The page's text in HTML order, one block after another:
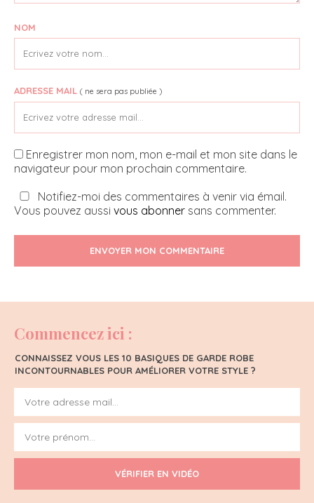
NOM
ADRESSE MAIL ( ne sera pas publiée )
Enregistrer mon nom, mon e-mail et mon site dans le
navigateur pour mon prochain commentaire.
Notifiez-moi des commentaires à venir via émail.
Vous pouvez aussi vous abonner sans commenter.
ENVOYER MON COMMENTAIRE
Commencez ici :
CONNAISSEZ VOUS LES 10 BASIQUES DE GARDE ROBE
INCONTOURNABLES POUR AMÉLIORER VOTRE STYLE ?
VÉRIFIER EN VIDÉO